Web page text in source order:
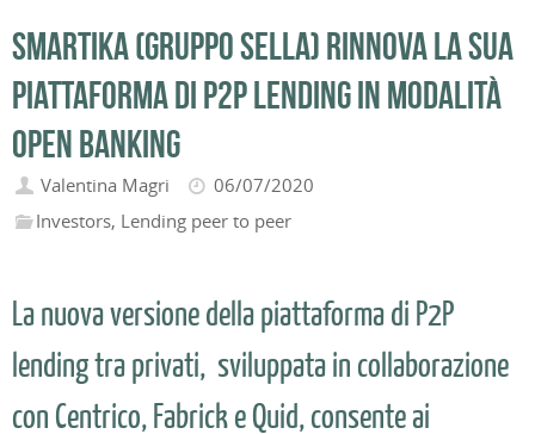
Smartika (Gruppo Sella) rinnova la sua
piattaforma di P2P lending in modalità
open banking
Valentina Magri
06/07/2020
Investors, Lending peer to peer
La nuova versione della piattaforma di P2P
lending tra privati, sviluppata in collaborazione
con Centrico, Fabrick e Quid, consente ai